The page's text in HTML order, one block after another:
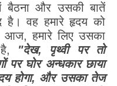
बैठना और उसकी बातें
है। वह हमारे हृदय को
आज, हमारे लिए उसका
"देख, पृथ्वी पर तो
पर घोर अन्धकार छाया
होगा, और उसका तेज